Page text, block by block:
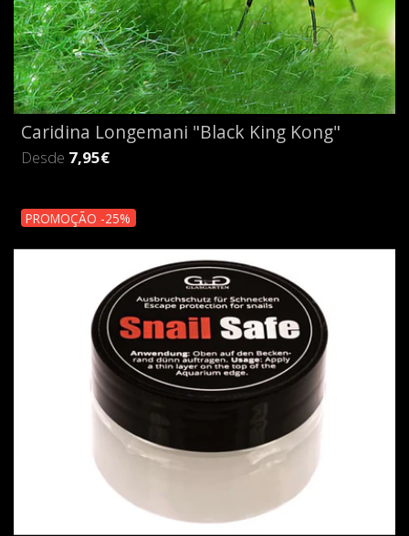
Caridina Longemani "Black King Kong"
Desde 7,95€
PROMOÇÃO -25%